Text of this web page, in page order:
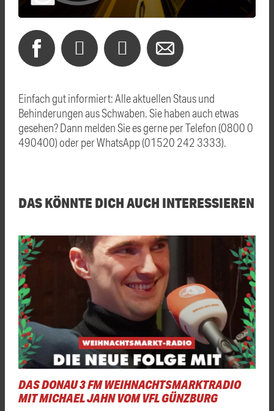
Einfach gut informiert: Alle aktuellen Staus und
Behinderungen aus Schwaben. Sie haben auch etwas
gesehen? Dann melden Sie es gerne per Telefon (0800 0
490400) oder per WhatsApp (01520 242 3333).
DAS KÖNNTE DICH AUCH INTERESSIEREN
DAS DONAU 3 FM WEIHNACHTSMARKTRADIO
MIT MICHAEL JAHN VOM VFL GÜNZBURG